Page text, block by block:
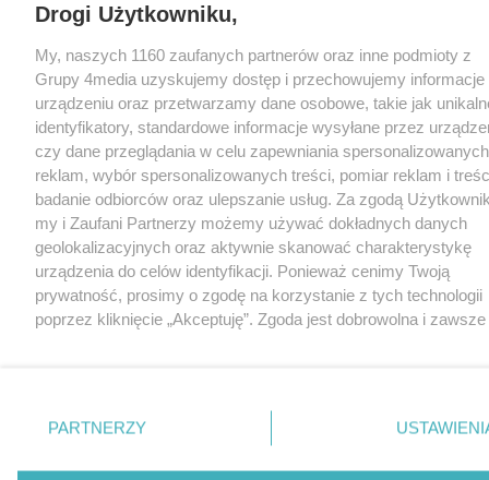
Drogi Użytkowniku,
My, naszych 1160 zaufanych partnerów oraz inne podmioty z
Grupy 4media uzyskujemy dostęp i przechowujemy informacje
urządzeniu oraz przetwarzamy dane osobowe, takie jak
identyfikatory, standardowe informacje wysyłane przez
czy dane przeglądania w celu zapewniania spersonalizowanych
reklam, wybór spersonalizowanych treści, pomiar reklam i
badanie odbiorców oraz ulepszanie usług. Za zgodą
my i Zaufani Partnerzy możemy używać dokładnych danych
geolokalizacyjnych oraz aktywnie skanować charakterystykę
urządzenia do celów identyfikacji. Ponieważ cenimy Twoją
prywatność, prosimy o zgodę na korzystanie z tych technologii
poprzez kliknięcie „Akceptuję”. Zgoda jest dobrowolna i zawsze
użytkownika, ale masz prawo sprzeciwić się takiemu
przetwarzaniu. Preferencje będą miały zastosowania tylko na
PARTNERZY